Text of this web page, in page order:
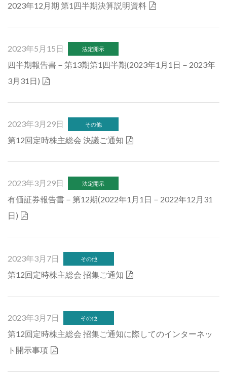
2023年12月期 第1四半期決算説明資料
2023年5月15日 法定開示
四半期報告書－第13期第1四半期(2023年1月1日－2023年
3月31日)
2023年3月29日 その他
第12回定時株主総会 決議ご通知
2023年3月29日 法定開示
有価証券報告書－第12期(2022年1月1日－2022年12月31
日)
2023年3月7日 その他
第12回定時株主総会 招集ご通知
2023年3月7日 その他
第12回定時株主総会 招集ご通知に際してのインターネッ
ト開示事項